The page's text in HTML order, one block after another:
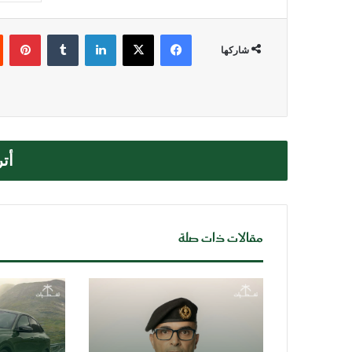
شاركها
فيسبوك‫X لينكدإن‏Tumblr
مقالات ذات صلة